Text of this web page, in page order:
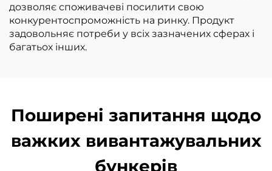
дозволяє споживачеві посилити свою
конкурентоспроможність на ринку. Продукт
задовольняє потреби у всіх зазначених сферах і
багатьох інших.
Поширені запитання щодо
важких вивантажувальних
бункерів